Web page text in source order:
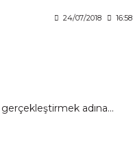
24/07/2018 16:58
adına...